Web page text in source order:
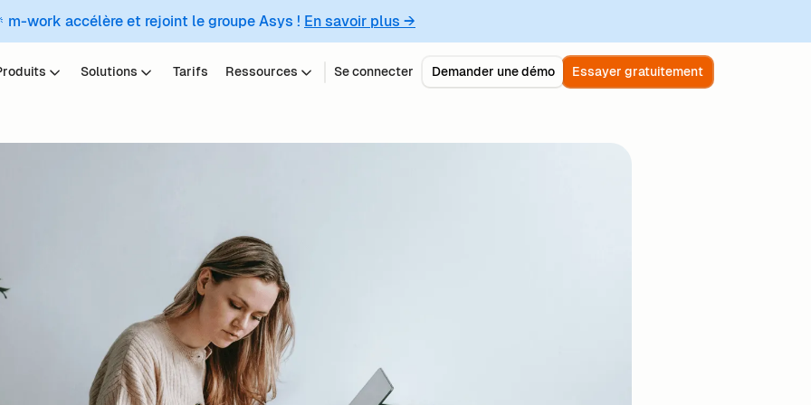
m-work accélère et rejoint le groupe Asys ! En savoir plus →
Solutions Tarifs Ressources Se connecter Demander une démo Essayer gratuitement